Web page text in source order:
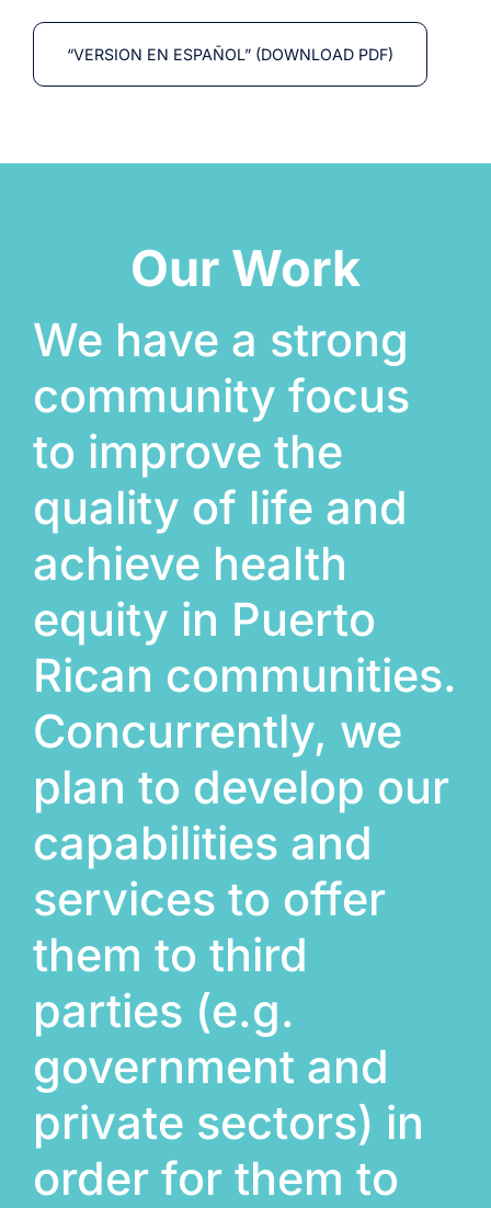
“VERSION EN ESPAÑOL” (DOWNLOAD PDF)
Our Work
We have a strong
community focus
to improve the
quality of life and
achieve health
equity in Puerto
Rican communities.
Concurrently, we
plan to develop our
capabilities and
services to offer
them to third
parties (e.g.
government and
private sectors) in
order for them to